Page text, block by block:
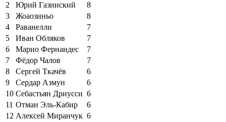
2
Юрий Газинский
8
3
Жоаозиньо
8
4
Раванелли
7
5
Иван Обляков
7
6
Марио Фернандес
7
7
Фёдор Чалов
7
8
Сергей Ткачёв
6
9
Сердар Азмун
6
10 Себастьян Дриусси 6
11 Отман Эль-Кабир
6
12 Алексей Миранчук 6